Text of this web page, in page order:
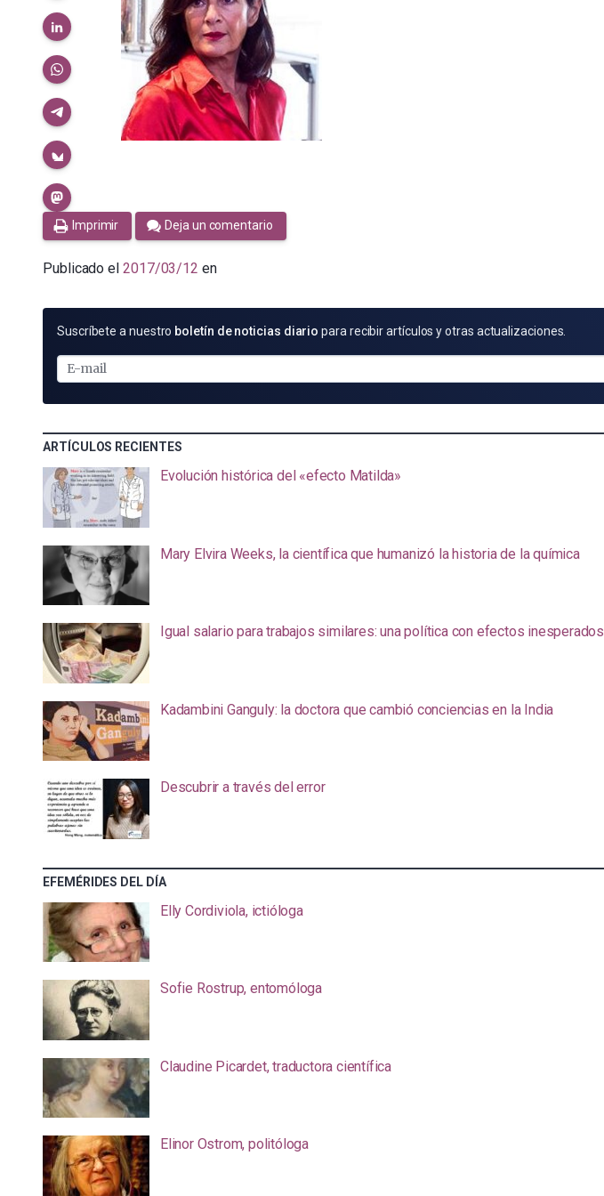
Imprimir Deja un comentario
Publicado el 2017/03/12 en
SUSCRÍBETE
E-
MAIL
Suscríbete a nuestro boletín de noticias diario para recibir artículos y otras actualizaciones.
ARTÍCULOS RECIENTES
Evolución histórica del «efecto Matilda»
Mary Elvira Weeks, la científica que humanizó la historia de la química
Igual salario para trabajos similares: una política con efectos inesperados
Kadambini Ganguly: la doctora que cambió conciencias en la India
Descubrir a través del error
EFEMÉRIDES DEL DÍA
Elly Cordiviola, ictióloga
Sofie Rostrup, entomóloga
Claudine Picardet, traductora científica
Elinor Ostrom, politóloga